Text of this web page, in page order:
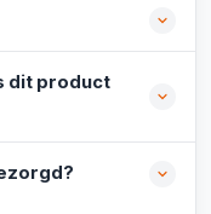
dit product